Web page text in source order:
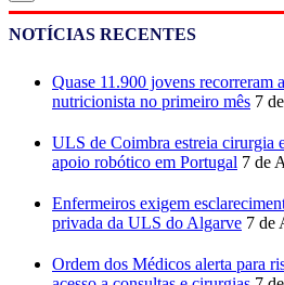
NOTÍCIAS RECENTES
Quase 11.900 jovens recorreram
nutricionista no primeiro mês 7
ULS de Coimbra estreia cirurgia
apoio robótico em Portugal 7 de
Enfermeiros exigem
privada da ULS do Algarve 7 de
Ordem dos Médicos alerta para